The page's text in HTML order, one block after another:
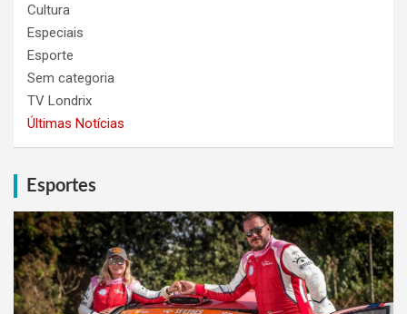
Cultura
Especiais
Esporte
Sem categoria
TV Londrix
Últimas Notícias
Esportes